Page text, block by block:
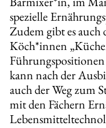
spezielle
Zudem gibt es
Köch*innen
kann nach der
auch der Weg zum
mit den Fächern